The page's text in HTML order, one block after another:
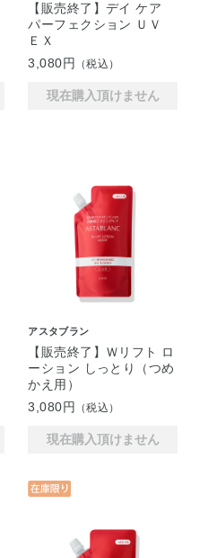
【販売終了】デイ ケア
パーフェクション ＵＶ
ＥＸ
3,080円
（税込）
現在購入頂けません
アスタブラン
【販売終了】Ｗリフト ロ
ーション しっとり（つめ
かえ用）
3,080円
（税込）
現在購入頂けません